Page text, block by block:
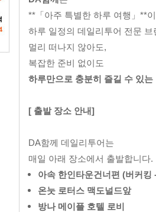
**「아주 특별한 하루 여행」**
하루 일정의 데일리투어 전문 브
멀리 떠나지 않아도,
복잡한 준비 없이도
하루만으로 충분히 즐길 수 있는
[ 출발 장소 안내]
DA함께 데일리투어는
매일 아래 장소에서 출발합니다.
아속 한인타운건너편 (버커
온눗 로터스 맥도널드앞
방나 메이플 호텔 로비